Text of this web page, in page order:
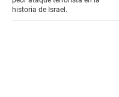
historia de Israel.